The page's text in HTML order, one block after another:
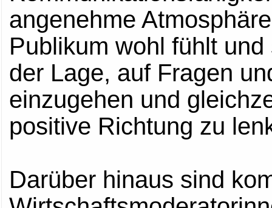
angenehme
Publikum wohl fühlt
der Lage, auf Fragen
einzugehen und
positive Richtung zu
Darüber hinaus sind